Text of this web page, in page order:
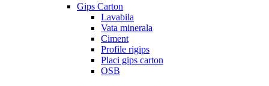
Gips Carton
Lavabila
Vata minerala
Ciment
Profile rigips
Placi gips carton
OSB